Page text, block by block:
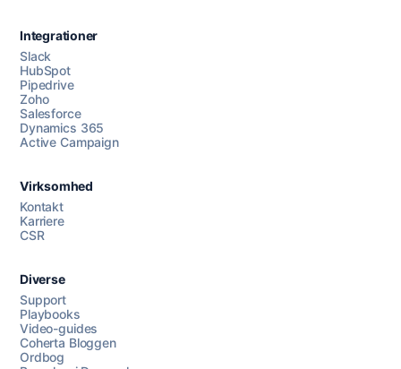
Chat med os
AI Campaign Assist
Integrationer
Slack
HubSpot
Pipedrive
Zoho
Salesforce
Dynamics 365
Active Campaign
Virksomhed
Kontakt
Karriere
CSR
Diverse
Support
Playbooks
Video-guides
Coherta Bloggen
Ordbog